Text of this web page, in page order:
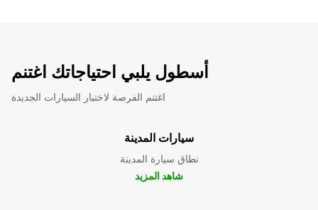
أسطول يلبي احتياجاتك اغتنم
اغتنم الفرصة لاختبار السيارات الجديدة
سيارات المدينة
نطاق سيارة المدينة
شاهد المزيد